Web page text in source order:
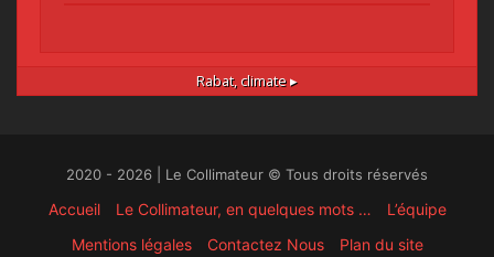
Rabat, climate ▸
2020 - 2026 | Le Collimateur © Tous droits réservés
Accueil Le Collimateur, en quelques mots …
L’équipe
Mentions légales
Contactez Nous Plan du site